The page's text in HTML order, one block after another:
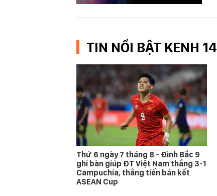
TIN NỔI BẬT KENH 14
Thứ 6 ngày 7 tháng 8 - Đình Bắc 9
ghi bàn giúp ĐT Việt Nam thắng 3-1
Campuchia, thẳng tiến bán kết
ASEAN Cup